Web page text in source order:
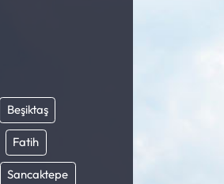
Beşiktaş
Fatih
Sancaktepe